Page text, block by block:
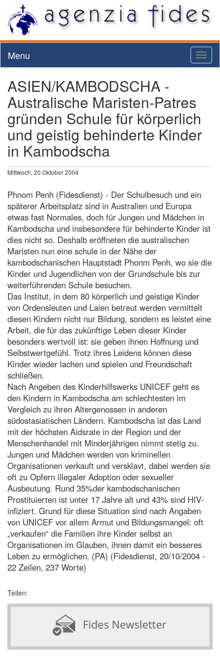
Menu
ASIEN/KAMBODSCHA -
Australische Maristen-Patres
gründen Schule für körperlich
und geistig behinderte Kinder
in Kambodscha
Mittwoch, 20 Oktober 2004
Phnom Penh (Fidesdienst) - Der Schulbesuch und ein
späterer Arbeitsplatz sind in Australien und Europa
etwas fast Normales, doch für Jungen und Mädchen in
Kambodscha und insbesondere für behinderte Kinder ist
dies nicht so. Deshalb eröffneten die australischen
Maristen nun eine schule in der Nähe der
kambodschanischen Hauptstadt Phonm Penh, wo sie die
Kinder und Jugendlichen von der Grundschule bis zur
weiterführenden Schule besuchen.
Das Institut, in dem 80 körperlich und geistige Kinder
von Ordensleuten und Laien betreut werden vermittelt
diesen Kindern nicht nur Bildung, sondern es leistet eine
Arbeit, die für das zukünftige Leben dieser Kinder
besonders wertvoll ist: sie geben ihnen Hoffnung und
Selbstwertgefühl. Trotz ihres Leidens können diese
Kinder wieder lachen und spielen und Freundschaft
schließen.
Nach Angeben des Kinderhilfswerks UNICEF geht es
den Kindern in Kambodscha am schlechtesten im
Vergleich zu ihren Altergenossen in anderen
südostasiatischen Ländern. Kambodscha ist das Land
mit der höchsten Aidsrate in der Region und der
Menschenhandel mit Minderjährigen nimmt stetig zu.
Jungen und Mädchen werden von kriminellen
Organisationen verkauft und versklavt, dabei werden sie
oft zu Opfern illegaler Adoption oder sexueller
Ausbeutung. Rund 35%der kambodschanischen
Prostituierten ist unter 17 Jahre alt und 43% sind HIV-
infiziert. Grund für diese Situation sind nach Angaben
von UNICEF vor allem Armut und Bildungsmangel: oft
„verkaufen“ die Familien ihre Kinder selbst an
Organisationen im Glauben, ihnen damit ein besseres
Leben zu ermöglichen. (PA) (Fidesdienst, 20/10/2004 -
22 Zeilen, 237 Worte)
Teilen: